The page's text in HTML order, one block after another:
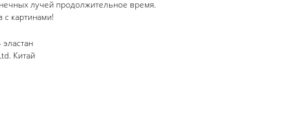
лучей продолжительное время.
картинами!
Китай